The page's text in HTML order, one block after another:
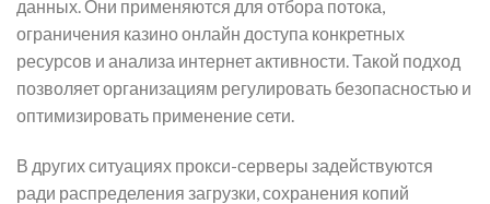
данных. Они применяются для отбора потока,
ограничения казино онлайн доступа конкретных
ресурсов и анализа интернет активности. Такой подход
позволяет организациям регулировать безопасностью и
оптимизировать применение сети.
В других ситуациях прокси-серверы задействуются
ради распределения загрузки, сохранения копий